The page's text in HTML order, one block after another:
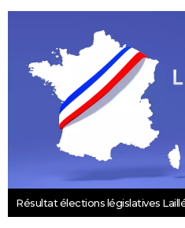
Résultat élections législatives